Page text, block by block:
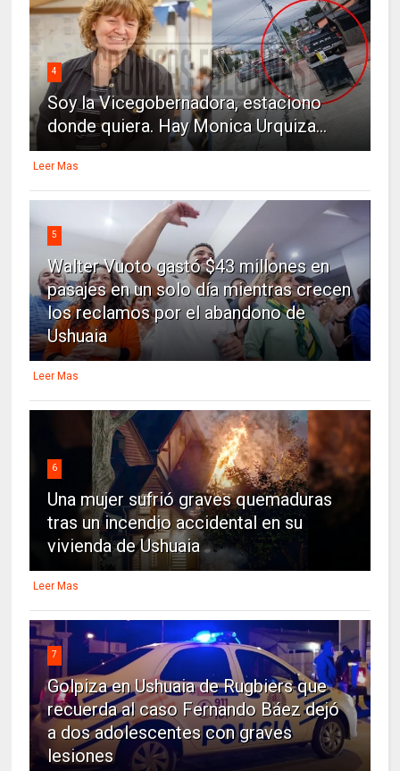
4
Soy la Vicegobernadora, estaciono
donde quiera. Hay Monica Urquiza...
Leer Mas
5
Walter Vuoto gastó $43 millones en
pasajes en un solo día mientras crecen
los reclamos por el abandono de
Ushuaia
Leer Mas
6
Una mujer sufrió graves quemaduras
tras un incendio accidental en su
vivienda de Ushuaia
Leer Mas
7
Golpiza en Ushuaia de Rugbiers que
recuerda al caso Fernando Báez dejó
a dos adolescentes con graves
lesiones